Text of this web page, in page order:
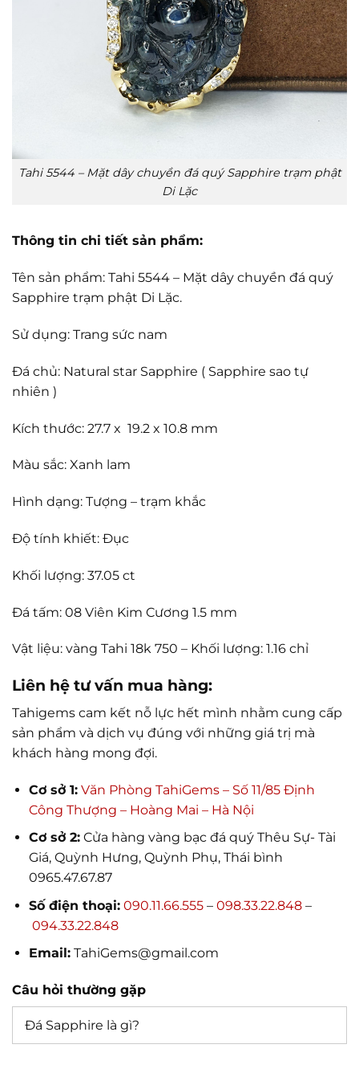
Tahi 5544 – Mặt dây chuyền đá quý Sapphire trạm phật
Di Lặc
Thông tin chi tiết sản phẩm:
Tên sản phẩm: Tahi 5544 – Mặt dây chuyền đá quý
Sapphire trạm phật Di Lặc.
Sử dụng: Trang sức nam
Đá chủ: Natural star Sapphire ( Sapphire sao tự
nhiên )
Kích thước: 27.7 x 19.2 x 10.8 mm
Màu sắc: Xanh lam
Hình dạng: Tượng – trạm khắc
Độ tính khiết: Đục
Khối lượng: 37.05 ct
Đá tấm: 08 Viên Kim Cương 1.5 mm
Vật liệu: vàng Tahi 18k 750 – Khối lượng: 1.16 chỉ
Liên hệ tư vấn mua hàng:
Tahigems cam kết nỗ lực hết mình nhằm cung cấp
sản phẩm và dịch vụ đúng với những giá trị mà
khách hàng mong đợi.
Cơ sở 1: Văn Phòng TahiGems – Số 11/85 Định
Công Thượng – Hoàng Mai – Hà Nội
Cơ sở 2:Cửa hàng vàng bạc đá quý Thêu Sự- Tài
Giá, Quỳnh Hưng, Quỳnh Phụ, Thái bình
0965.47.67.87
Số điện thoại: 090.11.66.555–098.33.22.848–
094.33.22.848
Email:TahiGems@gmail.com
Câu hỏi thường gặp
Đá Sapphire là gì?